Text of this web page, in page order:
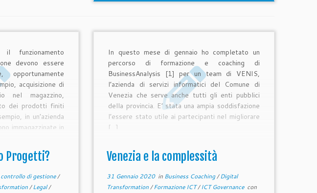
funzionamento
devono essere
opportunamente
acquisizione di
nel magazzino,
dei prodotti finiti
in un’azienda
immagazzinate in
Progetti?
di gestione/
/Legal/
In questo mese di gennaio ho completato un
percorso di formazione e coaching di
BusinessAnalysis [1] per un team di VENIS,
l’azienda di servizi informatici del Comune di
Venezia che serve anche tutti gli enti pubblici
della provincia. E’ stata una ampia soddisfazione
l’essere stato utile ai partecipanti nel migliorare
[…]
Venezia e la complessità
31 Gennaio 2020in Business Coaching/Digital
Transformation/Formazione ICT/ICT Governance con